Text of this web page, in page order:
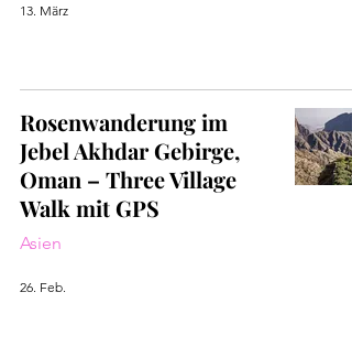
13. März
Rosenwanderung im
Jebel Akhdar Gebirge,
Oman – Three Village
Walk mit GPS
Asien
26. Feb.